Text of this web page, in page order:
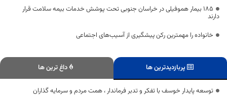
۱۸۵ بیمار هموفیلی در خراسان جنوبی تحت پوشش خدمات بیمه سلامت قرار
دارند
خانواده را مهمترین رکن پیشگیری از آسیب‌های اجتماعی
پربازدیدترین ها داغ ترین ها
توسعه پایدار خوسف با تفکر و تدبر فرماندار ، همت مردم و سرمایه گذاران